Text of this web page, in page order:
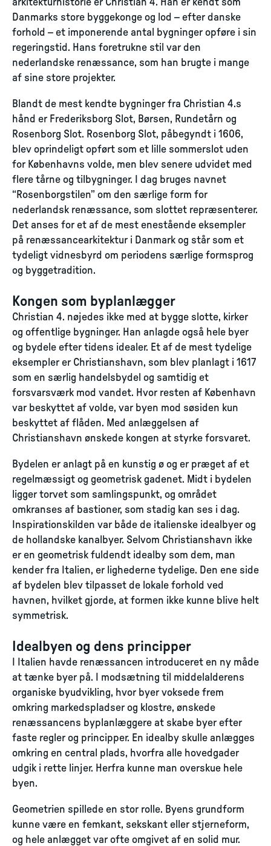
Danmarks store byggekonge og lod – efter danske
forhold – et imponerende antal bygninger opføre i sin
regeringstid. Hans foretrukne stil var den
nederlandske renæssance, som han brugte i mange
af sine store projekter.
Blandt de mest kendte bygninger fra Christian 4.s
hånd er Frederiksborg Slot, Børsen, Rundetårn og
Rosenborg Slot. Rosenborg Slot, påbegyndt i 1606,
blev oprindeligt opført som et lille sommerslot uden
for Københavns volde, men blev senere udvidet med
flere tårne og tilbygninger. I dag bruges navnet
“Rosenborgstilen” om den særlige form for
nederlandsk renæssance, som slottet repræsenterer.
Det anses for et af de mest enestående eksempler
på renæssancearkitektur i Danmark og står som et
tydeligt vidnesbyrd om periodens særlige formsprog
og byggetradition.
Kongen som byplanlægger
Christian 4. nøjedes ikke med at bygge slotte, kirker
og offentlige bygninger. Han anlagde også hele byer
og bydele efter tidens idealer. Et af de mest tydelige
eksempler er Christianshavn, som blev planlagt i 1617
som en særlig handelsbydel og samtidig et
forsvarsværk mod vandet. Hvor resten af København
var beskyttet af volde, var byen mod søsiden kun
beskyttet af flåden. Med anlæggelsen af
Christianshavn ønskede kongen at styrke forsvaret.
Bydelen er anlagt på en kunstig ø og er præget af et
regelmæssigt og geometrisk gadenet. Midt i bydelen
ligger torvet som samlingspunkt, og området
omkranses af bastioner, som stadig kan ses i dag.
Inspirationskilden var både de italienske idealbyer og
de hollandske kanalbyer. Selvom Christianshavn ikke
er en geometrisk fuldendt idealby som dem, man
kender fra Italien, er lighederne tydelige. Den ene side
af bydelen blev tilpasset de lokale forhold ved
havnen, hvilket gjorde, at formen ikke kunne blive helt
symmetrisk.
Idealbyen og dens principper
I Italien havde renæssancen introduceret en ny måde
at tænke byer på. I modsætning til middelalderens
organiske byudvikling, hvor byer voksede frem
omkring markedspladser og klostre, ønskede
renæssancens byplanlæggere at skabe byer efter
faste regler og principper. En idealby skulle anlægges
omkring en central plads, hvorfra alle hovedgader
udgik i rette linjer. Herfra kunne man overskue hele
byen.
Geometrien spillede en stor rolle. Byens grundform
kunne være en femkant, sekskant eller stjerneform,
og hele anlægget var ofte omgivet af en solid mur.